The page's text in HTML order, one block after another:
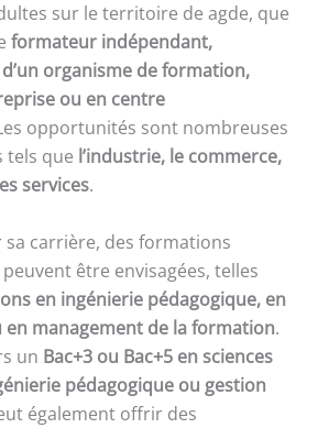
sur le territoire de agde, que
formateur indépendant,
organisme de formation,
ou en centre
opportunités sont nombreuses
tels que l’industrie, le commerce,
services.
carrière, des formations
être envisagées, telles
en ingénierie pédagogique, en
management de la formation.
un Bac+3 ou Bac+5 en sciences
pédagogique ou gestion
également offrir des